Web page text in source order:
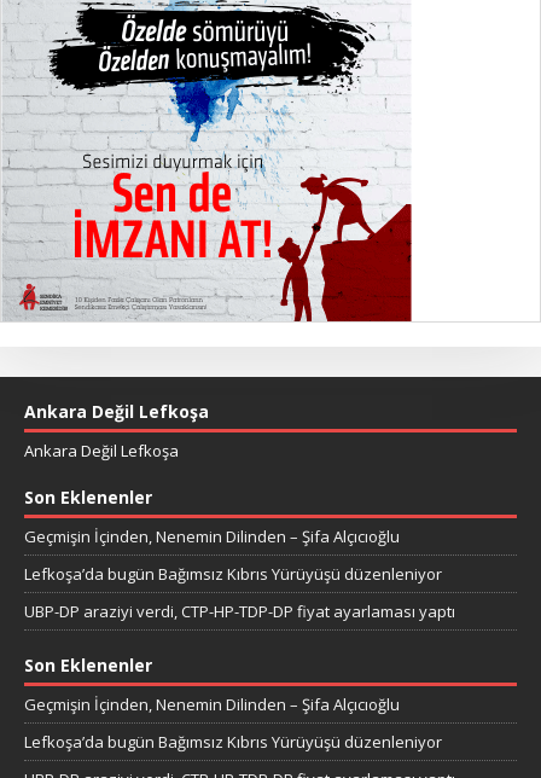
Ankara Değil Lefkoşa
Ankara Değil Lefkoşa
Son Eklenenler
Geçmişin İçinden, Nenemin Dilinden – Şifa Alçıcıoğlu
Lefkoşa’da bugün Bağımsız Kıbrıs Yürüyüşü düzenleniyor
UBP-DP araziyi verdi, CTP-HP-TDP-DP fiyat ayarlaması yaptı
Son Eklenenler
Geçmişin İçinden, Nenemin Dilinden – Şifa Alçıcıoğlu
Lefkoşa’da bugün Bağımsız Kıbrıs Yürüyüşü düzenleniyor